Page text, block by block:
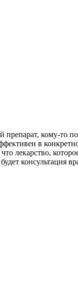
кому-то
в
лекарство,
консультация